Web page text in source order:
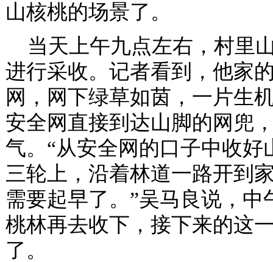
山核桃的场景了。
当天上午九点左右，村里
进行采收。记者看到，他家
网，网下绿草如茵，一片生
安全网直接到达山脚的网兜
气。“从安全网的口子中收
三轮上，沿着林道一路开到
需要起早了。”吴马良说，
桃林再去收下，接下来的这
了。